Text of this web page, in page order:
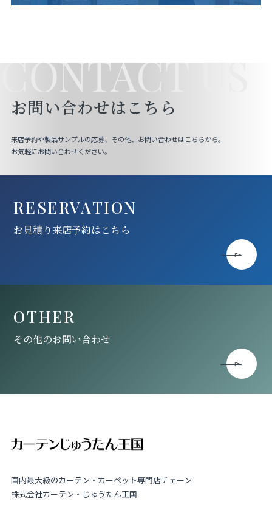
CONTACT US
お問い合わせはこちら
来店予約や製品サンプルの応募、その他、お問い合わせはこちらから。
お気軽にお問い合わせください。
RESERVATION
お見積り来店予約はこちら
OTHER
その他のお問い合わせ
国内最大級のカーテン・カーペット専門店チェーン
株式会社カーテン・じゅうたん王国